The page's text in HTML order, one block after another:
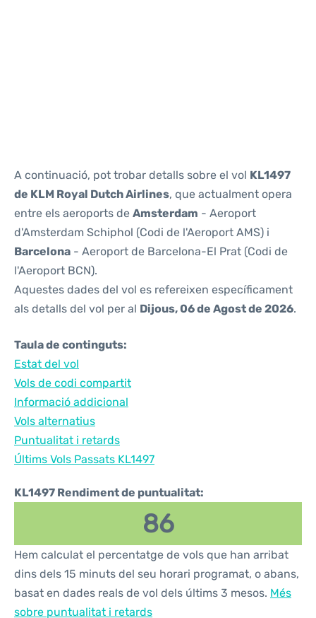
A continuació, pot trobar detalls sobre el vol KL1497
de KLM Royal Dutch Airlines, que actualment opera
entre els aeroports de Amsterdam - Aeroport
d'Amsterdam Schiphol (Codi de l'Aeroport AMS) i
Barcelona - Aeroport de Barcelona-El Prat (Codi de
l'Aeroport BCN).
Aquestes dades del vol es refereixen específicament
als detalls del vol per al Dijous, 06 de Agost de 2026.
Taula de continguts:
Estat del vol
Vols de codi compartit
Informació addicional
Vols alternatius
Puntualitat i retards
Últims Vols Passats KL1497
KL1497 Rendiment de puntualitat:
86
Hem calculat el percentatge de vols que han arribat
dins dels 15 minuts del seu horari programat, o abans,
basat en dades reals de vol dels últims 3 mesos. Més
sobre puntualitat i retards